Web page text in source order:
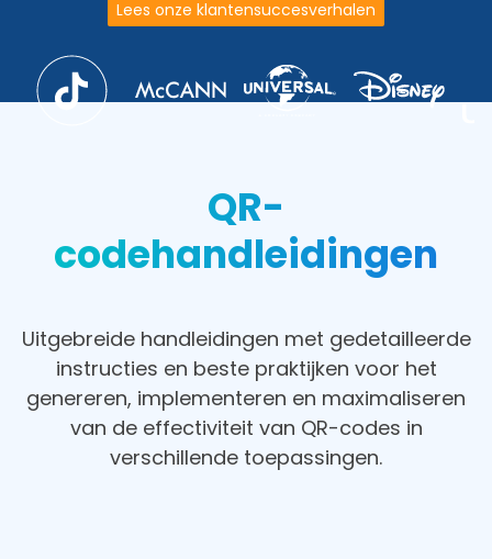
Lees onze klantensuccesverhalen
QR-
codehandleidingen
Uitgebreide handleidingen met gedetailleerde
instructies en beste praktijken voor het
genereren, implementeren en maximaliseren
van de effectiviteit van QR-codes in
verschillende toepassingen.